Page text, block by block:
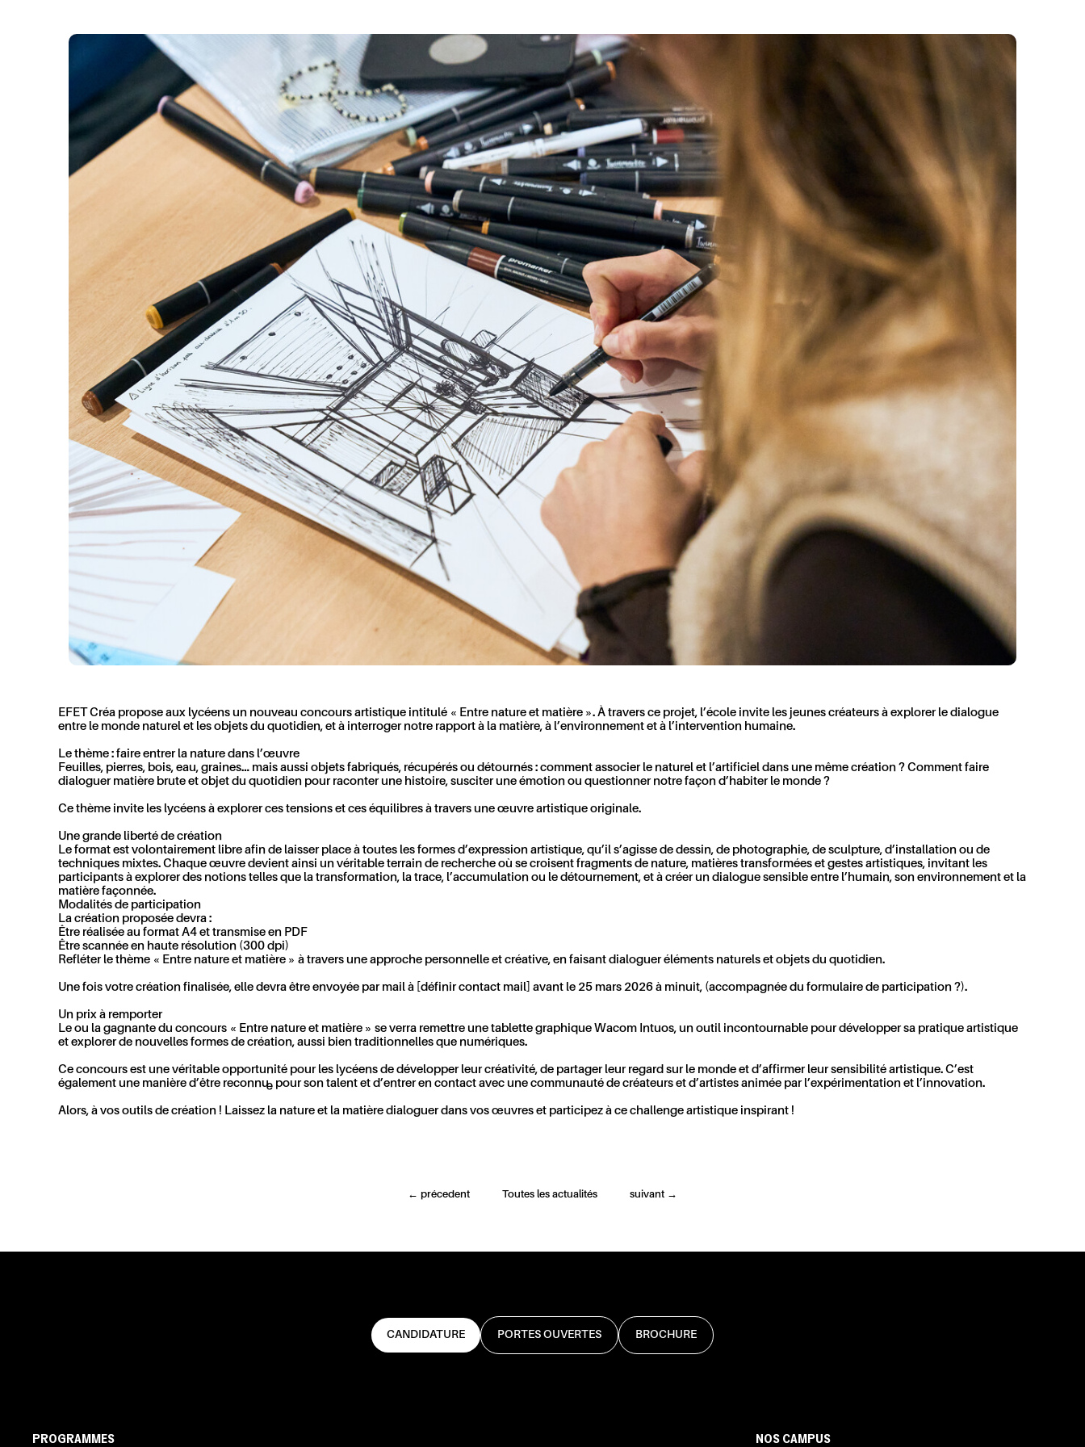
EFET Créa propose aux lycéens un nouveau concours artistique intitulé « Entre nature et matière ». À travers ce projet, l’école invite les jeunes créateurs à explorer le dialogue
entre le monde naturel et les objets du quotidien, et à interroger notre rapport à la matière, à l’environnement et à l’intervention humaine.
Le thème : faire entrer la nature dans l’œuvre
Feuilles, pierres, bois, eau, graines… mais aussi objets fabriqués, récupérés ou détournés : comment associer le naturel et l’artificiel dans une même création ? Comment faire
dialoguer matière brute et objet du quotidien pour raconter une histoire, susciter une émotion ou questionner notre façon d’habiter le monde ?
Ce thème invite les lycéens à explorer ces tensions et ces équilibres à travers une œuvre artistique originale.
Une grande liberté de création
Le format est volontairement libre afin de laisser place à toutes les formes d’expression artistique, qu’il s’agisse de dessin, de photographie, de sculpture, d’installation ou de
techniques mixtes. Chaque œuvre devient ainsi un véritable terrain de recherche où se croisent fragments de nature, matières transformées et gestes artistiques, invitant les
participants à explorer des notions telles que la transformation, la trace, l’accumulation ou le détournement, et à créer un dialogue sensible entre l’humain, son environnement et la
matière façonnée.
Modalités de participation
La création proposée devra :
Être réalisée au format A4 et transmise en PDF
Être scannée en haute résolution (300 dpi)
Refléter le thème « Entre nature et matière » à travers une approche personnelle et créative, en faisant dialoguer éléments naturels et objets du quotidien.
Une fois votre création finalisée, elle devra être envoyée par mail à [définir contact mail] avant le 25 mars 2026 à minuit, (accompagnée du formulaire de participation ?).
Un prix à remporter
Le ou la gagnante du concours « Entre nature et matière » se verra remettre une tablette graphique Wacom Intuos, un outil incontournable pour développer sa pratique artistique
et explorer de nouvelles formes de création, aussi bien traditionnelles que numériques.
Ce concours est une véritable opportunité pour les lycéens de développer leur créativité, de partager leur regard sur le monde et d’affirmer leur sensibilité artistique. C’est
également une manière d’être reconnu·e pour son talent et d’entrer en contact avec une communauté de créateurs et d’artistes animée par l’expérimentation et l’innovation.
Alors, à vos outils de création ! Laissez la nature et la matière dialoguer dans vos œuvres et participez à ce challenge artistique inspirant !
← précedent Toutes les actualités suivant →
CANDIDATURE PORTES OUVERTES BROCHURE
PROGRAMMES NOS CAMPUS